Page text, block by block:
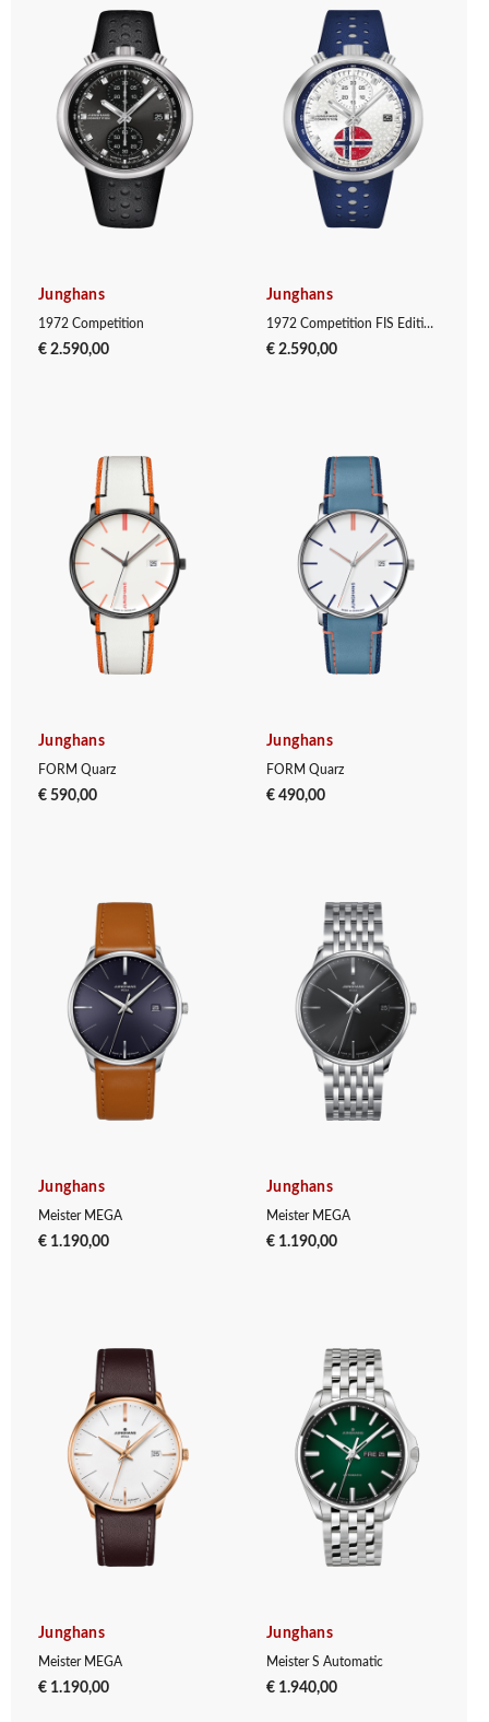
Junghans
1972 Competition
€ 2.590,00
Junghans
1972 Competition FIS Edition Trondheim
€ 2.590,00
Junghans
FORM Quarz
€ 590,00
Junghans
FORM Quarz
€ 490,00
Junghans
Meister MEGA
€ 1.190,00
Junghans
Meister MEGA
€ 1.190,00
Junghans
Meister MEGA
€ 1.190,00
Junghans
Meister S Automatic
€ 1.940,00